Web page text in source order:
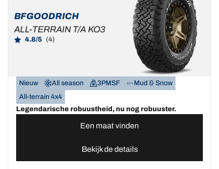
BFGOODRICH
ALL-TERRAIN T/A KO3
4.8/5 (4)
Nieuw All season 3PMSF
Mud & Snow
All-terrain 4x4
Legendarische robuustheid, nu nog robuuster.
Een maat vinden
Bekijk de details